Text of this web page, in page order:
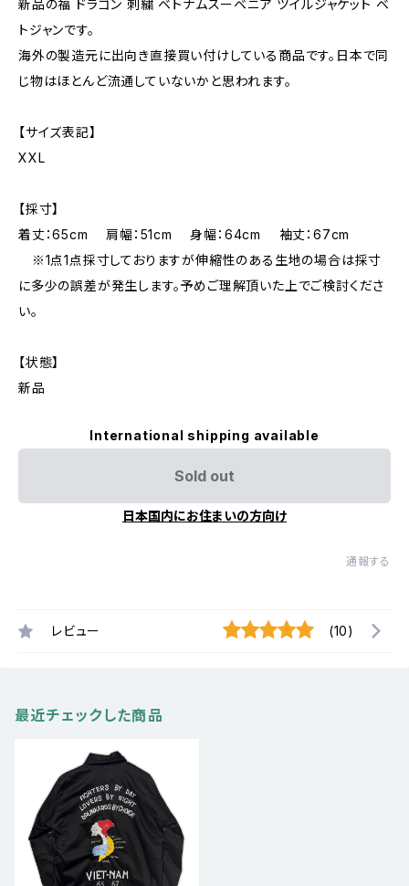
新品の福 ドラゴン 刺繍 ベトナムスーベニア ツイルジャケット ベ
トジャンです。
海外の製造元に出向き直接買い付けしている商品です。日本で同
じ物はほとんど流通していないかと思われます。
【サイズ表記】
XXL
【採寸】
着丈：65cm 肩幅：51cm 身幅：64cm 袖丈：67cm
※1点1点採寸しておりますが伸縮性のある生地の場合は採寸
に多少の誤差が発生します。予めご理解頂いた上でご検討くださ
い。
【状態】
新品
International shipping available
Sold out
日本国内にお住まいの方向け
通報する
レビュー (10)
最近チェックした商品